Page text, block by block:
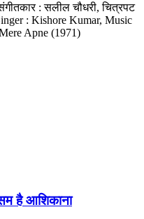
: सलील चौधरी, चित्रपट
: Kishore Kumar, Music
Apne (1971)
है आशिकाना